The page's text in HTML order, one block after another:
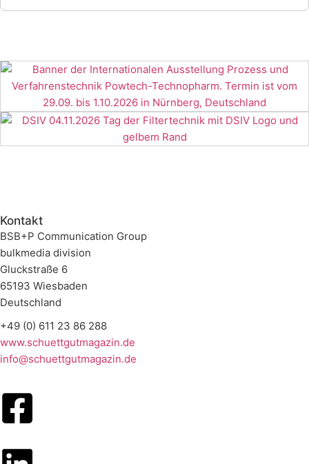
Kontakt
BSB+P Communication Group
bulkmedia division
Gluckstraße 6
65193 Wiesbaden
Deutschland
+49 (0) 611 23 86 288
www.schuettgutmagazin.de
info@schuettgutmagazin.de